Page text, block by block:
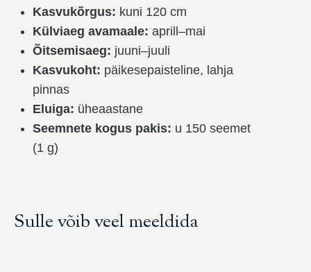
Kasvukõrgus: kuni 120 cm
Külviaeg avamaale: aprill–mai
Õitsemisaeg: juuni–juuli
Kasvukoht: päikesepaisteline, lahja
pinnas
Eluiga: üheaastane
Seemnete kogus pakis: u 150 seemet
(1 g)
Sulle võib veel meeldida